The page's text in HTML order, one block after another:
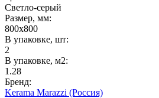
Светло-серый
Размер, мм:
800x800
В упаковке, шт:
2
В упаковке, м2:
1.28
Бренд:
Kerama Marazzi (Россия)